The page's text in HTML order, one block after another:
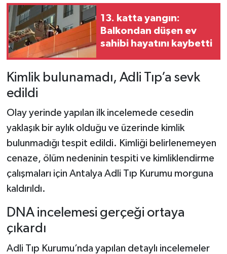
13. katta yangın:
Balkondan düşen ev
sahibi hayatını kaybetti
Kimlik bulunamadı, Adli Tıp’a sevk
edildi
Olay yerinde yapılan ilk incelemede cesedin
yaklaşık bir aylık olduğu ve üzerinde kimlik
bulunmadığı tespit edildi. Kimliği belirlenemeyen
cenaze, ölüm nedeninin tespiti ve kimliklendirme
çalışmaları için Antalya Adli Tıp Kurumu morguna
kaldırıldı.
DNA incelemesi gerçeği ortaya
çıkardı
Adli Tıp Kurumu’nda yapılan detaylı incelemeler